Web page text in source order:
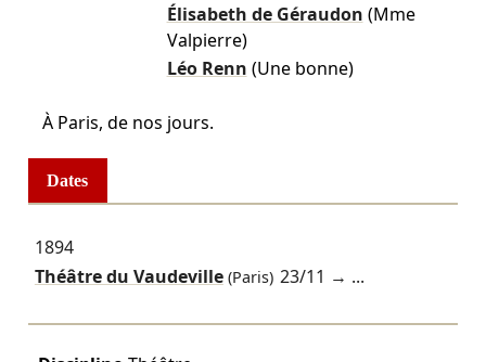
Élisabeth de Géraudon (Mme
Valpierre)
Léo Renn (Une bonne)
À Paris, de nos jours.
Dates
1894
Théâtre du Vaudeville(Paris) 23/11 → ...